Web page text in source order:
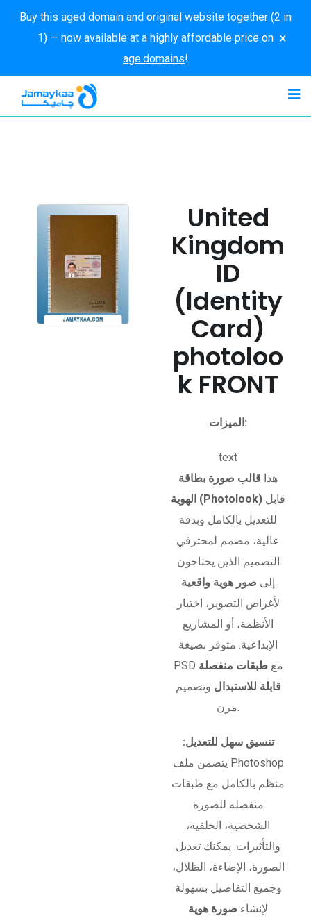
Buy this aged domain and original website together (2 in
1) — now available at a highly affordable price on
age.domains!
×
United
Kingdom
ID
(Identity
Card)
photoloo
k FRONT
الميزات:
text
هذا قالب صورة بطاقة
الهوية (Photolook)
للتعديل بالكامل وبدقة
عالية، مصمم لمحترفي
التصميم الذين يحتاجون
إلى صور هوية واقعية
لأغراض التصوير، اختبار
الأنظمة، أو المشاريع
الإبداعية. متوفر بصيغة
PSD معطبقات منفصلة
قابلة للاستبدال وتصميم
مرن.
تنسيق سهل للتعديل:
يتضمن ملف Photoshop
منظم بالكامل مع طبقات
منفصلة للصورة
الشخصية، الخلفية،
والتأثيرات. يمكنك تعديل
الصورة، الإضاءة، الظلال،
وجميع التفاصيل بسهولة
لإنشاء صورة هوية